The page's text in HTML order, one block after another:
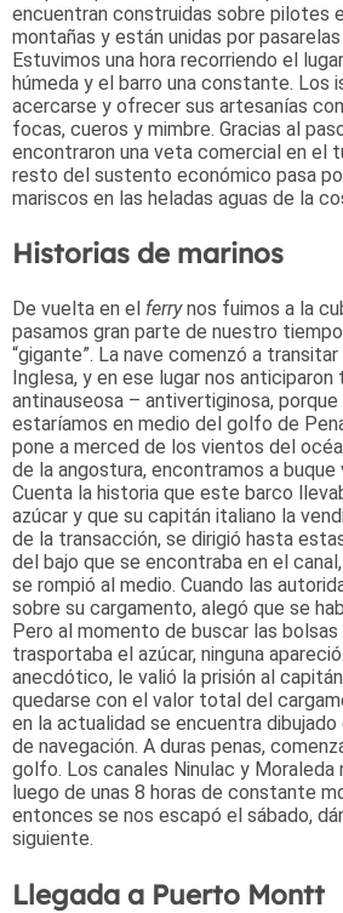
encuentran construidas sobre pilotes
montañas y están unidas por
Estuvimos una hora recorriendo el
húmeda y el barro una constante. Los
acercarse y ofrecer sus artesanías
focas, cueros y mimbre. Gracias al
encontraron una veta comercial en el
resto del sustento económico pasa
mariscos en las heladas aguas de la
Historias de marinos
De vuelta en el ferrynos fuimos a la
pasamos gran parte de nuestro
“gigante”. La nave comenzó a
Inglesa, y en ese lugar nos
antinauseosa – antivertiginosa, porque
estaríamos en medio del golfo de
pone a merced de los vientos del
de la angostura, encontramos a buque
Cuenta la historia que este barco
azúcar y que su capitán italiano la
de la transacción, se dirigió hasta
del bajo que se encontraba en el
se rompió al medio. Cuando las
sobre su cargamento, alegó que se
Pero al momento de buscar las
trasportaba el azúcar, ninguna
anecdótico, le valió la prisión al
quedarse con el valor total del
en la actualidad se encuentra
de navegación. A duras penas,
golfo. Los canales Ninulac y Moraleda
luego de unas 8 horas de constante
entonces se nos escapó el sábado,
siguiente.
Llegada a Puerto Montt